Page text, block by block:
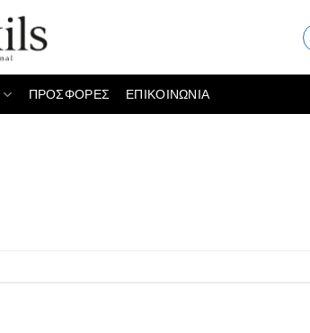
ΠΡΟΣΦΟΡΕΣ ΕΠΙΚΟΙΝΩΝΙΑ